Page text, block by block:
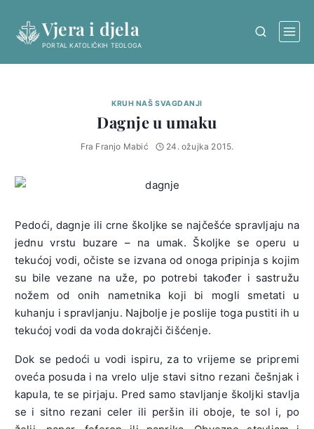
content
Vjera i djela
PORTAL KATOLIČKIH TEOLOGA
KRUH NAŠ SVAGDANJI
Dagnje u umaku
Fra Franjo Mabić 24. ožujka 2015.
Pedoći, dagnje ili crne školjke se najčešće spravljaju na
jednu vrstu buzare – na umak. Školjke se operu u
tekućoj vodi, očiste se izvana od onoga pripinja s kojim
su bile vezane na uže, po potrebi također i sastružu
nožem od onih nametnika koji bi mogli smetati u
kuhanju i spravljanju. Najbolje je poslije toga pustiti ih u
tekućoj vodi da voda dokrajči čišćenje.
Dok se pedoći u vodi ispiru, za to vrijeme se pripremi
oveća posuda i na vrelo ulje stavi sitno rezani češnjak i
kapula, te se pirjaju. Pred samo stavljanje školjki stavlja
se i sitno rezani celer ili peršin ili oboje, te sol i, po